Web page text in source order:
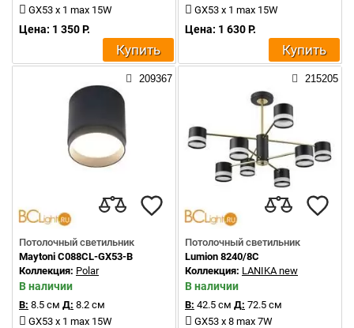
GX53 x 1 max 15W
Цена: 1 350 Р.
Купить
GX53 x 1 max 15W
Цена: 1 630 Р.
Купить
209367
Потолочный светильник
Maytoni C088CL-GX53-B
Коллекция: Polar
В наличии
В: 8.5 см Д: 8.2 см
GX53 x 1 max 15W
215205
Потолочный светильник
Lumion 8240/8C
Коллекция: LANIKA new
В наличии
В: 42.5 см Д: 72.5 см
GX53 x 8 max 7W